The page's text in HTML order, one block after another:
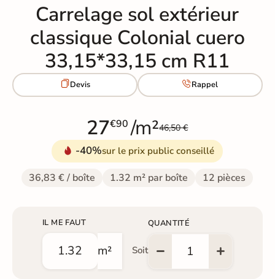
Carrelage sol extérieur
classique Colonial cuero
33,15*33,15 cm R11
Devis Rappel
27€90 /m²46,50 €
-40%sur le prix public conseillé
36,83 € / boîte 1.32 m² par boîte 12 pièces
IL ME FAUT
m² Soit
QUANTITÉ